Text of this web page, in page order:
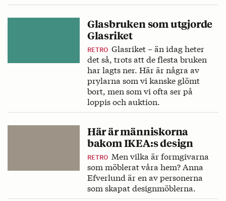
Glasbruken som utgjorde
Glasriket
RETRO Glasriket – än idag heter
det så, trots att de flesta bruken
har lagts ner. Här är några av
prylarna som vi kanske glömt
bort, men som vi ofta ser på
loppis och auktion.
Här är människorna
bakom IKEA:s design
RETRO Men vilka är formgivarna
som möblerat våra hem? Anna
Efverlund är en av personerna
som skapat designmöblerna.